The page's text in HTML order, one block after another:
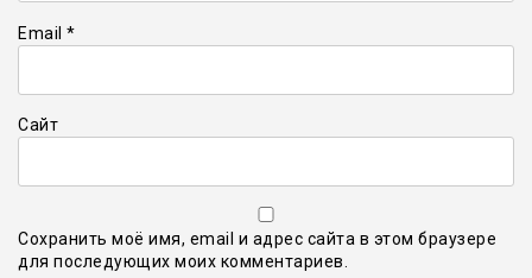
Email *
Сайт
Сохранить моё имя, email и адрес сайта в этом браузере
для последующих моих комментариев.